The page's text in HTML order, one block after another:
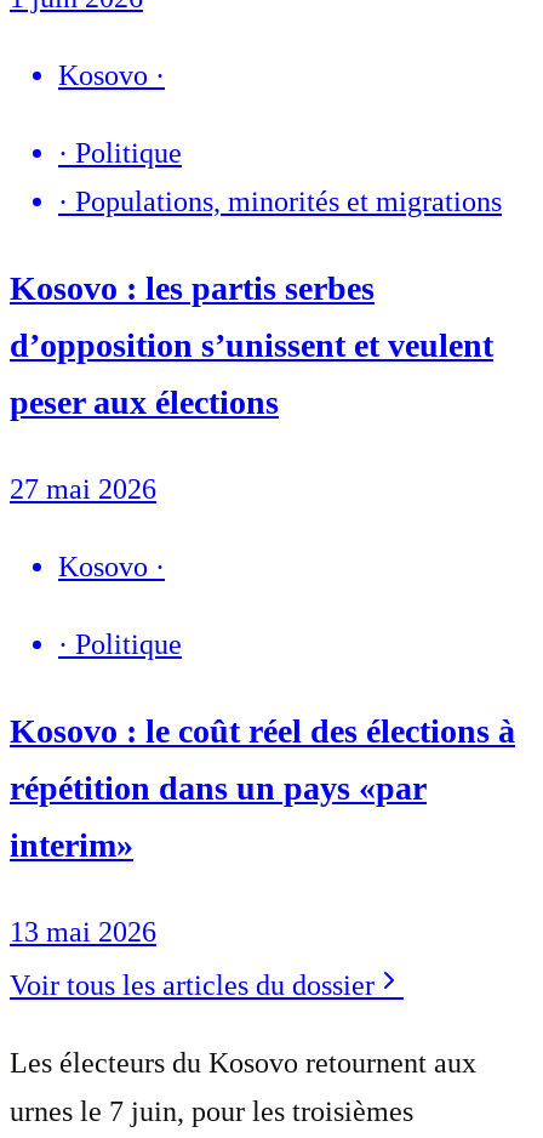
Kosovo ·
· Politique
· Populations, minorités et migrations
Kosovo : les partis serbes
d’opposition s’unissent et veulent
peser aux élections
27 mai 2026
Kosovo ·
· Politique
Kosovo : le coût réel des élections à
répétition dans un pays «par
interim»
13 mai 2026
Voir tous les articles du dossier
Les électeurs du Kosovo retournent aux
urnes le 7 juin, pour les troisièmes